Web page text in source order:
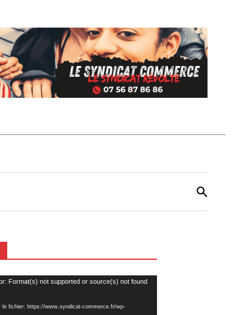
Format(s) not supported or source(s) not found
le fichier: https://www.syndicat-commerce.fr/wp-